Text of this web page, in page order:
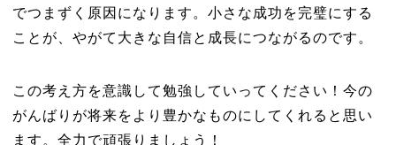
でつまずく原因になります。小さな成功を完璧にする
ことが、やがて大きな自信と成長につながるのです。
この考え方を意識して勉強していってください！今の
がんばりが将来をより豊かなものにしてくれると思い
ます。全力で頑張りましょう！